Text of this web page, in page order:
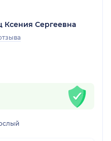
Ксения Сергеевна